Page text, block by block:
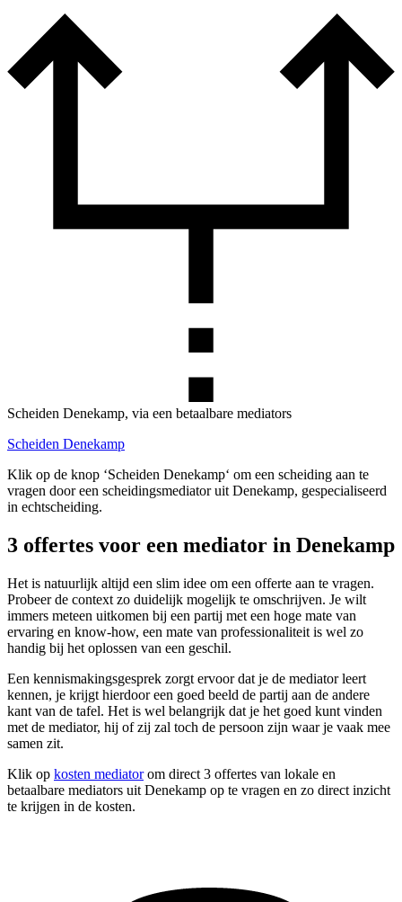
Scheiden Denekamp, via een betaalbare mediators
Scheiden Denekamp
Klik op de knop ‘Scheiden Denekamp‘ om een scheiding aan te
vragen door een scheidingsmediator uit Denekamp, gespecialiseerd
in echtscheiding.
3 offertes voor een mediator in Denekamp
Het is natuurlijk altijd een slim idee om een offerte aan te vragen.
Probeer de context zo duidelijk mogelijk te omschrijven. Je wilt
immers meteen uitkomen bij een partij met een hoge mate van
ervaring en know-how, een mate van professionaliteit is wel zo
handig bij het oplossen van een geschil.
Een kennismakingsgesprek zorgt ervoor dat je de mediator leert
kennen, je krijgt hierdoor een goed beeld de partij aan de andere
kant van de tafel. Het is wel belangrijk dat je het goed kunt vinden
met de mediator, hij of zij zal toch de persoon zijn waar je vaak mee
samen zit.
Klik op kosten mediatorom direct 3 offertes van lokale en
betaalbare mediators uit Denekamp op te vragen en zo direct inzicht
te krijgen in de kosten.